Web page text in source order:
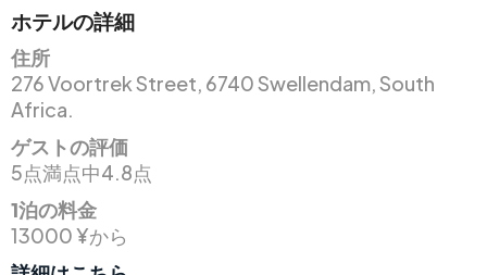
ホテルの詳細
住所
276 Voortrek Street, 6740 Swellendam, South
Africa.
ゲストの評価
5点満点中4.8点
1泊の料金
13000 ¥から